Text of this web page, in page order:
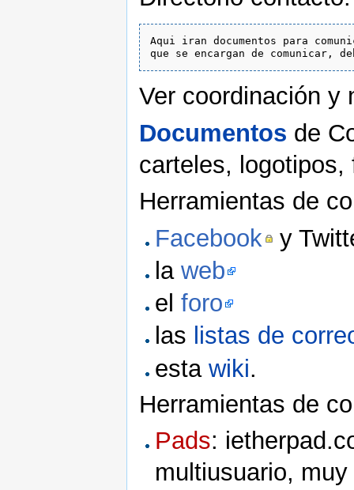
Aqui iran documentos para
Ver coordinación
Documentos de
carteles,
Herramientas de
Facebook
y
laweb
elforo
las listas de
estawiki.
Herramientas de
Pads:
multiusuario,